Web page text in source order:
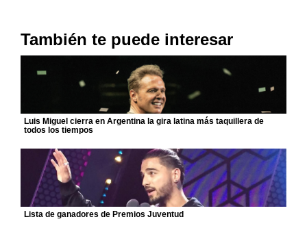
También te puede interesar
Luis Miguel cierra en Argentina la gira latina más taquillera de
todos los tiempos
Lista de ganadores de Premios Juventud